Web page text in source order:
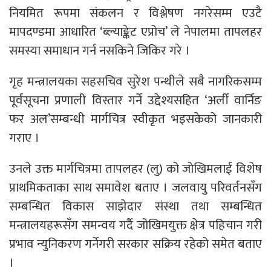
नियमित रूपमा संकलन र विश्लेषण नगरेसम्म एउटै
मापदण्डमा आधारित ‘ब्ल्याङ्केट एप्रोच’ ले नेपालमा तापलहर
समस्या समाधान गर्न नसकिने जिकिर गरे ।
गृह मन्त्रालयका सहसचिव सुरेश पन्थीले सबै नागरिकसम्म
पूर्वसूचना प्रणाली विस्तार गर्ने उद्देश्यसहित ‘अर्ली वार्निङ
फर अल’सम्बन्धी मार्गचित्र स्वीकृत भइसकेको जानकारी
गराए ।
उनले उक्त मार्गचित्रमा तापलहर (लु) को जोखिमलाई विशेष
प्राथमिकताका साथ समावेश बताए । जलवायु परिवर्तनसँग
सम्बन्धित विकास साझेदार संस्था तथा सम्बन्धित
मन्त्रालयहरूसँग समन्वय गर्दै जोखिमयुक्त क्षेत्र पहिचान गरी
प्रभाव न्युनिकरण गर्नेगरी सरकार सक्रिय रहेको समेत बताए
।